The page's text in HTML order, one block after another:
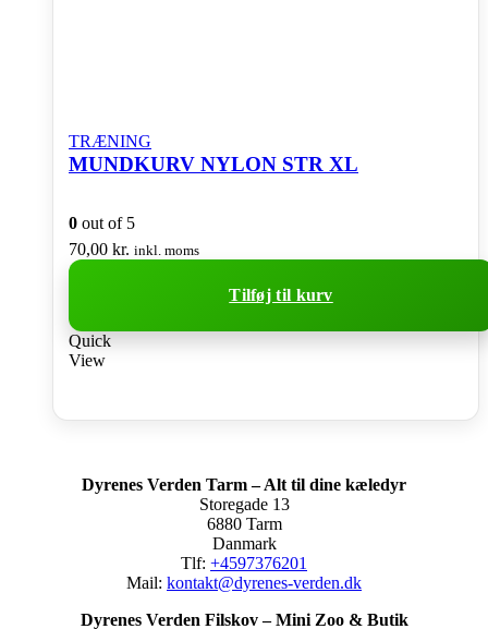
TRÆNING
MUNDKURV NYLON STR XL
0 out of 5
70,00 kr. inkl. moms
Tilføj til kurv
Quick
View
Dyrenes Verden Tarm – Alt til dine kæledyr
Storegade 13
6880 Tarm
Danmark
Tlf: +4597376201
Mail: kontakt@dyrenes-verden.dk
Dyrenes Verden Filskov – Mini Zoo & Butik